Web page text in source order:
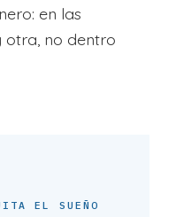
en las
otra, no dentro
EL SUEÑO